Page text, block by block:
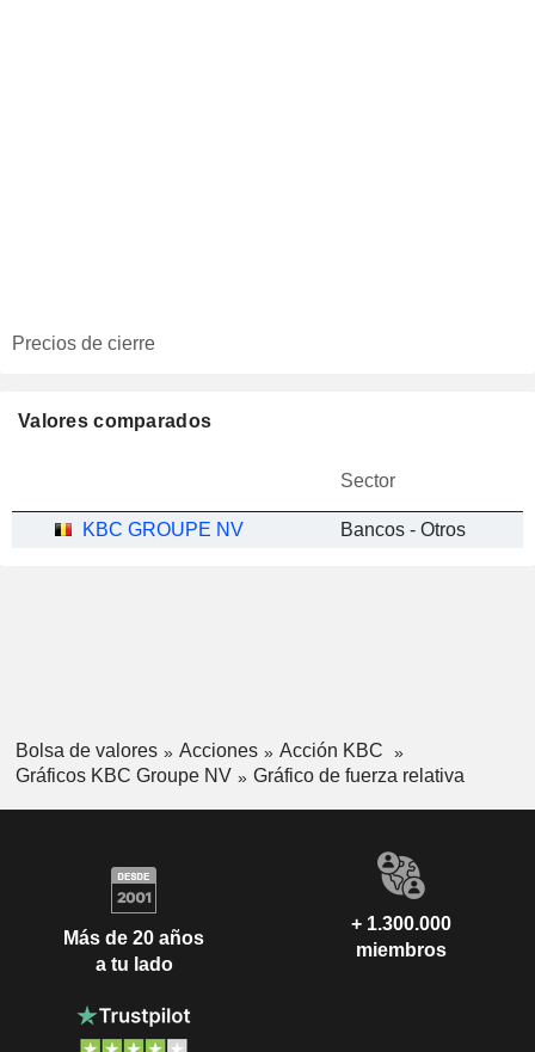
Precios de cierre
Valores comparados
Sector
KBC GROUPE NV Bancos - Otros
Bolsa de valores Acciones
Acción KBC
Gráficos KBC Groupe NV
Gráfico de fuerza relativa
Más de 20 años
a tu lado
+ 1.300.000
miembros